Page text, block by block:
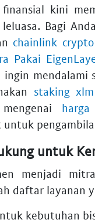
finansial kini
Bagi
chainlink crypto
Pakai
ingin mendalami
staking xlm
untuk
menjadi
daftar layanan
kebutuhan